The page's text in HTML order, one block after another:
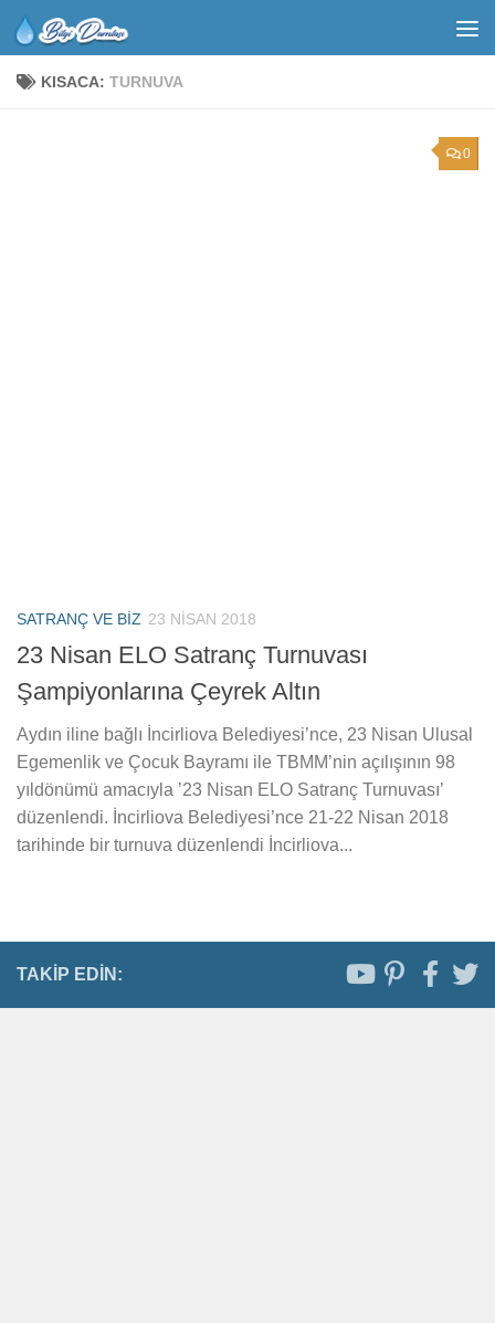
KISACA: TURNUVA
0
SATRANÇ VE BIZ 23 NISAN 2018
23 Nisan ELO Satranç Turnuvası
Şampiyonlarına Çeyrek Altın
Aydın iline bağlı İncirliova Belediyesi’nce, 23 Nisan Ulusal
Egemenlik ve Çocuk Bayramı ile TBMM’nin açılışının 98
yıldönümü amacıyla ’23 Nisan ELO Satranç Turnuvası’
düzenlendi. İncirliova Belediyesi’nce 21-22 Nisan 2018
tarihinde bir turnuva düzenlendi İncirliova...
TAKIP EDIN: